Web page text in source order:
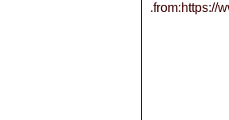
.from:https://